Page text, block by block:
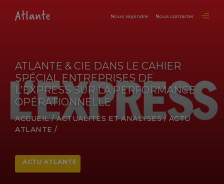
Nous rejoindre Nous contacter
ATLANTE & CIE DANS LE CAHIER
SPÉCIAL ENTREPRISES DE
L’EXPRESS SUR LA PERFORMANCE
OPÉRATIONNELLE
ACCUEIL/ACTUALITÉS ET ANALYSES/ ACTU
ATLANTE /
ACTU ATLANTE